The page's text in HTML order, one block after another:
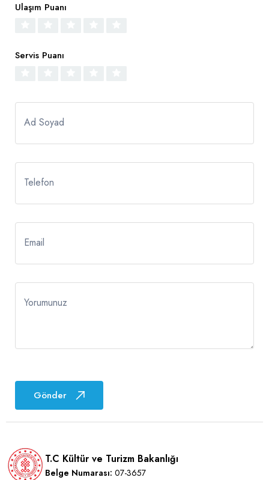
Ulaşım Puanı
Servis Puanı
Ad Soyad
Telefon
Email
Yorumunuz
Gönder
T.C Kültür ve Turizm Bakanlığı
Belge Numarası: 07-3657